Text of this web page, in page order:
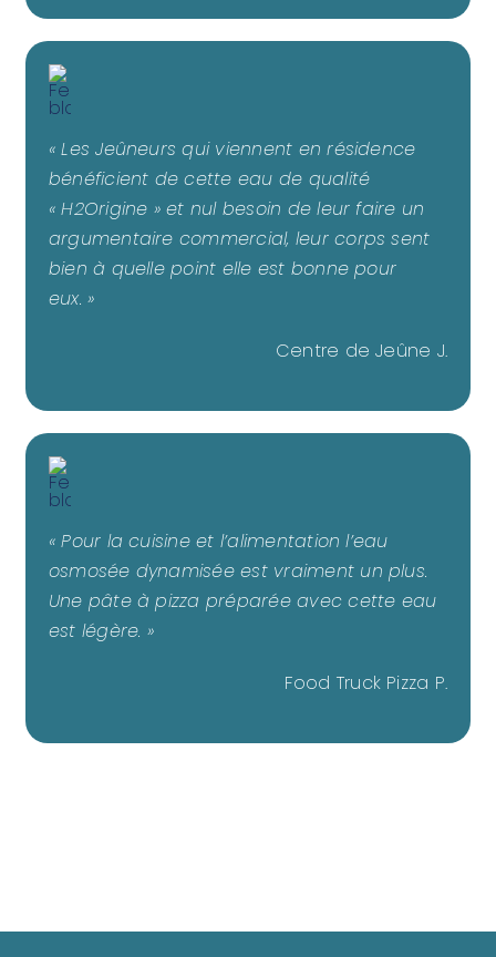
« Les Jeûneurs qui viennent en résidence
bénéficient de cette eau de qualité
« H2Origine » et nul besoin de leur faire un
argumentaire commercial, leur corps sent
bien à quelle point elle est bonne pour
eux. »
Centre de Jeûne J.
« Pour la cuisine et l’alimentation l’eau
osmosée dynamisée est vraiment un plus.
Une pâte à pizza préparée avec cette eau
est légère. »
Food Truck Pizza P.